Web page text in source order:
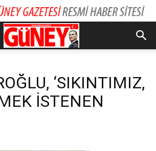
‘SIKINTIMIZ,
İSTENEN